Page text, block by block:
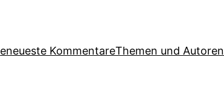
neueste KommentareThemen und Autoren